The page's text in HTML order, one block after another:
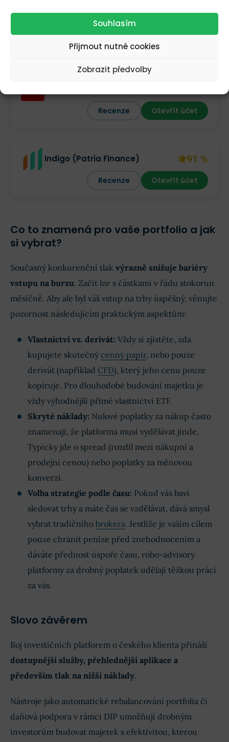
Souhlasím
Přijmout nutné cookies
Zobrazit předvolby
Při porušení fixace doúčtují poplatky
Největší slevy na poplatcích vyžadují obří vklad
Recenze Otevřít účet
Indigo (Patria Finance) 91 %
Recenze Otevřít účet
Co to znamená pro vaše portfolio a jak
si vybrat?
Současný konkurenční tlak výrazně snižuje bariéry
vstupu na burzu. Začít lze s částkami v řádu stokorun
měsíčně. Aby ale byl váš vstup na trhy úspěšný, věnujte
pozornost následujícím praktickým aspektům:
Vlastnictví vs. derivát: Vždy si zjistěte, zda
kupujete skutečný cenný papír, nebo pouze
derivát (například CFD), který jeho cenu pouze
kopíruje. Pro dlouhodobé budování majetku je
vždy výhodnější přímé vlastnictví ETF.
Skryté náklady: Nulové poplatky za nákup často
znamenají, že platforma musí vydělávat jinde.
Typicky jde o spread (rozdíl mezi nákupní a
prodejní cenou) nebo poplatky za měnovou
konverzi.
Volba strategie podle času: Pokud vás baví
sledovat trhy a máte čas se vzdělávat, dává smysl
vybrat tradičního brokera. Jestliže je vaším cílem
pouze chránit peníze před znehodnocením a
dáváte přednost úspoře času, robo-advisory
platformy za drobný poplatek udělají těžkou práci
za vás.
Slovo závěrem
Boj investičních platforem o českého klienta přináší
dostupnější služby, přehlednější aplikace a
především tlak na nižší náklady.
Nástroje jako automatické rebalancování portfolia či
daňová podpora v rámci DIP umožňují drobným
investorům budovat majetek s efektivitou, kterou